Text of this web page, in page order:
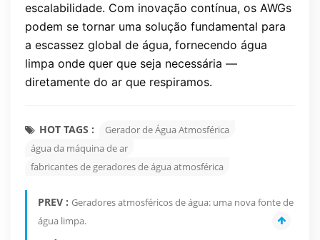
escalabilidade. Com inovação contínua, os AWGs
podem se tornar uma solução fundamental para
a escassez global de água, fornecendo água
limpa onde quer que seja necessária —
diretamente do ar que respiramos.
HOT TAGS :
Gerador de Água Atmosférica
água da máquina de ar
fabricantes de geradores de água atmosférica
PREV : Geradores atmosféricos de água: uma nova fonte de
água limpa.